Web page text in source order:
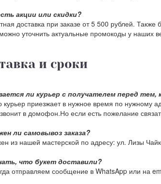
акции или скидки?
доставка при заказе от 5 500 рублей.
уточнить актуальные промокоды у наших
и сроки
ли курьер с получателем перед тем,
приезжает в нужное время по нужному
в домофон.Но если есть пожелание
ли самовывоз заказа?
из нашей мастерской по адресу: ул. Лизы
что букет доставили?
отправляем сообщение в WhatsApp или на